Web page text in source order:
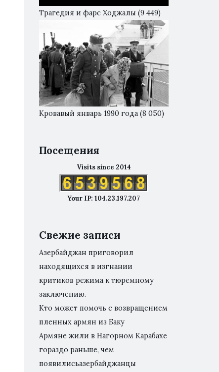
Трагедия и фарс Ходжалы (9 449)
Кровавый январь 1990 года (8 050)
Посещения
Visits since 2014
Your IP: 104.23.197.207
Свежие записи
Азербайджан приговорил
находящихся в изгнании
критиков режима к тюремному
заключению.
Кто может помочь с возвращением
пленных армян из Баку
Армяне жили в Нагорном Карабахе
гораздо раньше, чем
появилисьазербайджанцы